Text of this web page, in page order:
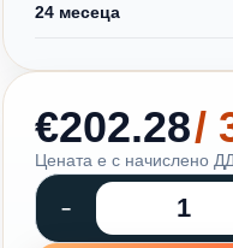
24 месеца
€202.28/
Цената е с начислено